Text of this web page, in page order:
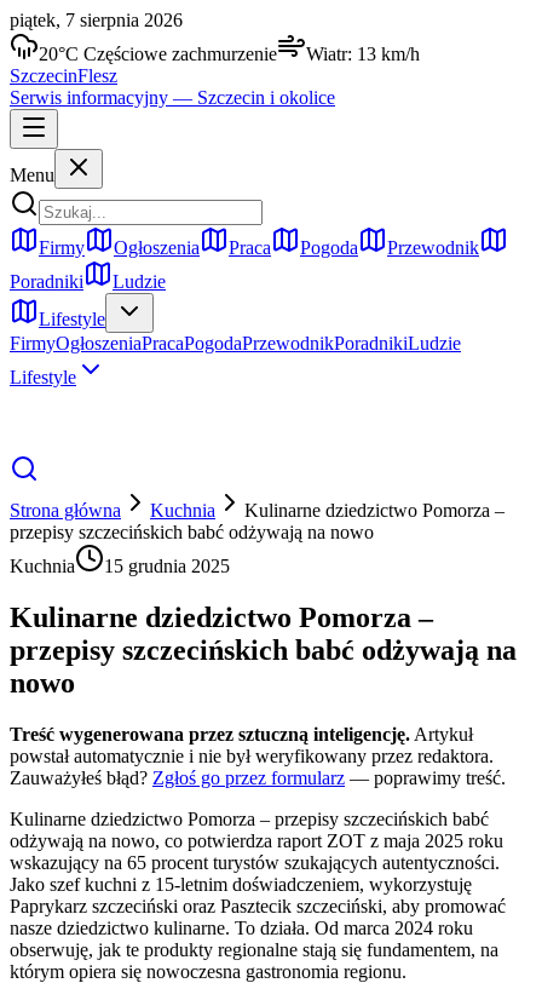
piątek, 7 sierpnia 2026
20°C Częściowe zachmurzenie Wiatr: 13 km/h
SzczecinFlesz
Serwis informacyjny — Szczecin i okolice
Menu
Firmy Ogłoszenia Praca Pogoda
Przewodnik
Poradniki
Ludzie
Lifestyle
FirmyOgłoszeniaPracaPogodaPrzewodnikPoradnikiLudzie
Lifestyle
Strona główna Kuchnia
Kulinarne dziedzictwo Pomorza –
przepisy szczecińskich babć odżywają na nowo
Kuchnia
15 grudnia 2025
Kulinarne dziedzictwo Pomorza –
przepisy szczecińskich babć odżywają na
nowo
Treść wygenerowana przez sztuczną inteligencję. Artykuł
powstał automatycznie i nie był weryfikowany przez redaktora.
Zauważyłeś błąd? Zgłoś go przez formularz — poprawimy treść.
Kulinarne dziedzictwo Pomorza – przepisy szczecińskich babć
odżywają na nowo, co potwierdza raport ZOT z maja 2025 roku
wskazujący na 65 procent turystów szukających autentyczności.
Jako szef kuchni z 15-letnim doświadczeniem, wykorzystuję
Paprykarz szczeciński oraz Pasztecik szczeciński, aby promować
nasze dziedzictwo kulinarne. To działa. Od marca 2024 roku
obserwuję, jak te produkty regionalne stają się fundamentem, na
którym opiera się nowoczesna gastronomia regionu.